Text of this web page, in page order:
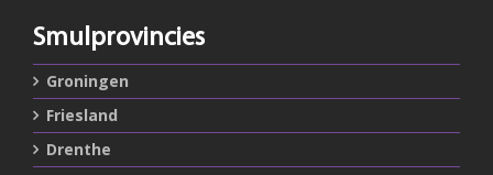
Smulprovincies
Groningen
Friesland
Drenthe